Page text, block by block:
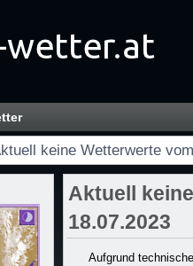
vom Brechten
ich?)
keine Wetterwerte
Aktuell
18.07.2023
Aufgrund